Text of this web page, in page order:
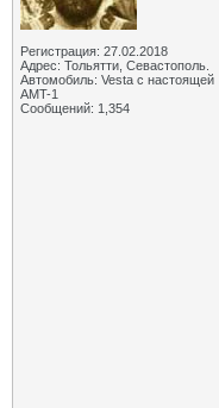
Регистрация: 27.02.2018
Адрес: Тольятти, Севастополь.
Автомобиль: Vesta с настоящей
AMT-1
Сообщений: 1,354